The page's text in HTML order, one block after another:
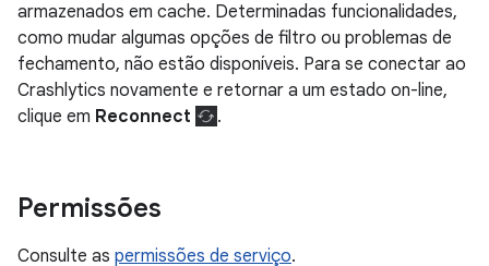
armazenados em cache. Determinadas funcionalidades,
como mudar algumas opções de filtro ou problemas de
fechamento, não estão disponíveis. Para se conectar ao
Crashlytics novamente e retornar a um estado on-line,
clique em Reconnect .
Permissões
Consulte as permissões de serviço.